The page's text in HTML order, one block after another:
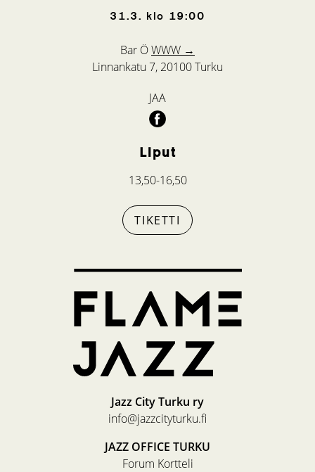
31.3. klo 19:00
Bar ÖWWW →
Linnankatu 7, 20100 Turku
JAA
Liput
13,50-16,50
TIKETTI
Jazz City Turku ry
info@jazzcityturku.fi
JAZZ OFFICE TURKU
Forum Kortteli